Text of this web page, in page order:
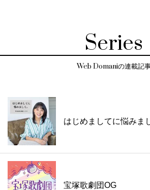
Series
Web Domaniの連載記
はじめましてに悩みま
宝塚歌劇団OG